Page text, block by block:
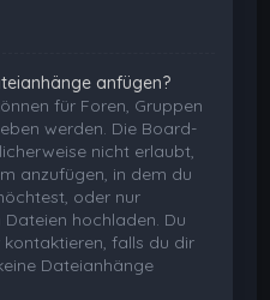
anfügen?
für Foren, Gruppen
werden. Die Board-
nicht erlaubt,
anzufügen, in dem du
oder nur
hochladen. Du
falls du dir
Dateianhänge